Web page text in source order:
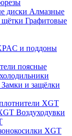
Алмазные
Графитовые
и поддоны
поясные
Замки и защёлки
Воздуходувки